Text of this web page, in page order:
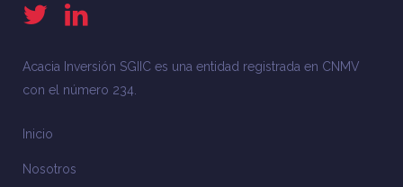
Acacia Inversión SGIIC es una entidad registrada en CNMV
con el número 234.
Inicio
Nosotros